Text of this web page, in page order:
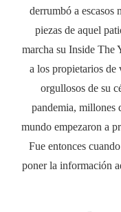
derrumbó a escasos
piezas de aquel
marcha su Inside The
a los propietarios de
orgullosos de su
pandemia, millones
mundo empezaron a
Fue entonces
poner la información